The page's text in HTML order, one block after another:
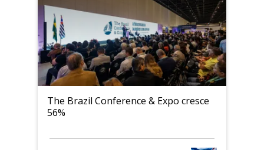
The Brazil Conference & Expo cresce
56%